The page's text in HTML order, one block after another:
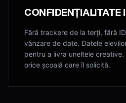
CONFIDENȚIALITATE
Fără trackere de la terți, fără
vânzare de date. Datele
pentru a livra uneltele
orice școală care îl solicită.